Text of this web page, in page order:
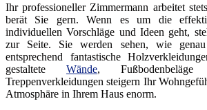
Ihr professioneller Zimmermann arbeitet
berät Sie gern. Wenn es um die
individuellen Vorschläge und Ideen geht,
zur Seite. Sie werden sehen, wie genau
entsprechend fantastische
gestaltete Wände, Fußbodenbeläge
Treppenverkleidungen steigern Ihr
Atmosphäre in Ihrem Haus enorm.